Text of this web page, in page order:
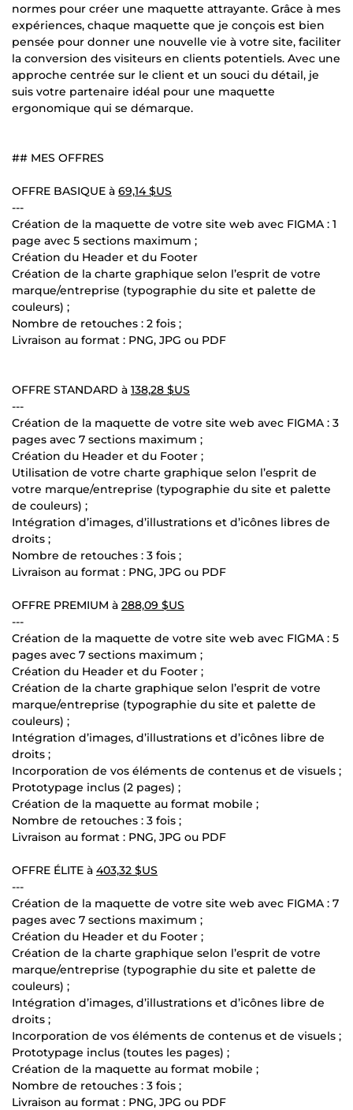
normes pour créer une maquette attrayante. Grâce à mes
expériences, chaque maquette que je conçois est bien
pensée pour donner une nouvelle vie à votre site, faciliter
la conversion des visiteurs en clients potentiels. Avec une
approche centrée sur le client et un souci du détail, je
suis votre partenaire idéal pour une maquette
ergonomique qui se démarque.
## MES OFFRES
OFFRE BASIQUE à 69,14 $US
---
Création de la maquette de votre site web avec FIGMA : 1
page avec 5 sections maximum ;
Création du Header et du Footer
Création de la charte graphique selon l’esprit de votre
marque/entreprise (typographie du site et palette de
couleurs) ;
Nombre de retouches : 2 fois ;
Livraison au format : PNG, JPG ou PDF
OFFRE STANDARD à 138,28 $US
---
Création de la maquette de votre site web avec FIGMA : 3
pages avec 7 sections maximum ;
Création du Header et du Footer ;
Utilisation de votre charte graphique selon l’esprit de
votre marque/entreprise (typographie du site et palette
de couleurs) ;
Intégration d’images, d’illustrations et d’icônes libres de
droits ;
Nombre de retouches : 3 fois ;
Livraison au format : PNG, JPG ou PDF
OFFRE PREMIUM à 288,09 $US
---
Création de la maquette de votre site web avec FIGMA : 5
pages avec 7 sections maximum ;
Création du Header et du Footer ;
Création de la charte graphique selon l’esprit de votre
marque/entreprise (typographie du site et palette de
couleurs) ;
Intégration d’images, d’illustrations et d’icônes libre de
droits ;
Incorporation de vos éléments de contenus et de visuels ;
Prototypage inclus (2 pages) ;
Création de la maquette au format mobile ;
Nombre de retouches : 3 fois ;
Livraison au format : PNG, JPG ou PDF
OFFRE ÉLITE à 403,32 $US
---
Création de la maquette de votre site web avec FIGMA : 7
pages avec 7 sections maximum ;
Création du Header et du Footer ;
Création de la charte graphique selon l’esprit de votre
marque/entreprise (typographie du site et palette de
couleurs) ;
Intégration d’images, d’illustrations et d’icônes libre de
droits ;
Incorporation de vos éléments de contenus et de visuels ;
Prototypage inclus (toutes les pages) ;
Création de la maquette au format mobile ;
Nombre de retouches : 3 fois ;
Livraison au format : PNG, JPG ou PDF